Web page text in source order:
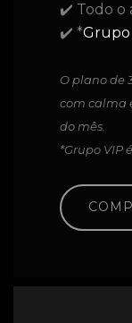
✔️ Todo o
✔️ *Grupo
O plano de
com calma
do mês.
*Grupo VIP